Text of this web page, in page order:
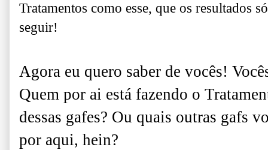
Tratamentos como esse, que os resultados
seguir!
Agora eu quero saber de vocês!
Quem por ai está fazendo o
dessas gafes? Ou quais outras gafs
por aqui, hein?